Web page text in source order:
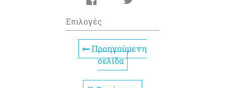
Επιλογές
Προηγούμενη
σελίδα